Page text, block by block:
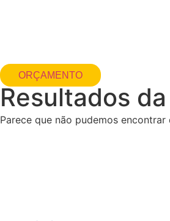
ORÇAMENTO
Resultados
Parece que não pudemos